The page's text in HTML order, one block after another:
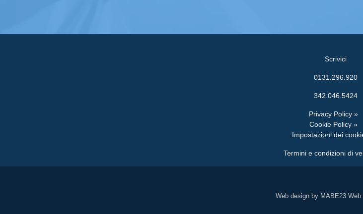
Scrivici
0131.296.920
342.046.5424
Privacy Policy »
Cookie Policy »
Impostazioni dei
Termini e condizioni di
Web design by MABE23 Web